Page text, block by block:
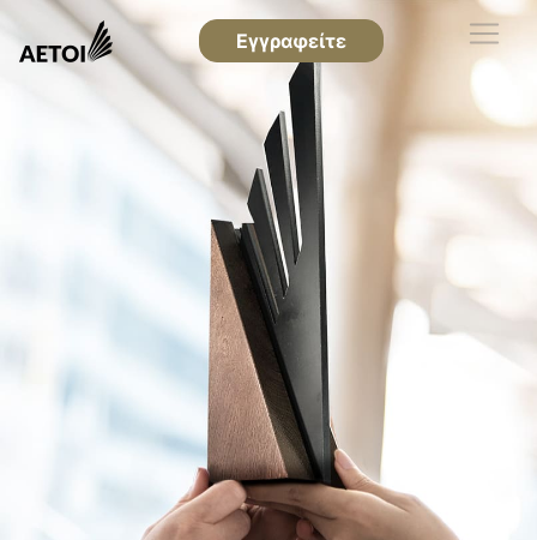
Εγγραφείτε